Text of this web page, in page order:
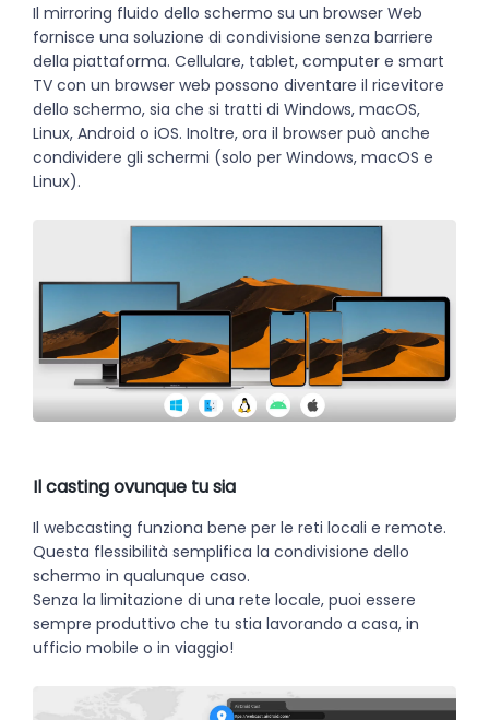
Il mirroring fluido dello schermo su un browser Web
fornisce una soluzione di condivisione senza barriere
della piattaforma. Cellulare, tablet, computer e smart
TV con un browser web possono diventare il ricevitore
dello schermo, sia che si tratti di Windows, macOS,
Linux, Android o iOS. Inoltre, ora il browser può anche
condividere gli schermi (solo per Windows, macOS e
Linux).
Il casting ovunque tu sia
Il webcasting funziona bene per le reti locali e remote.
Questa flessibilità semplifica la condivisione dello
schermo in qualunque caso.
Senza la limitazione di una rete locale, puoi essere
sempre produttivo che tu stia lavorando a casa, in
ufficio mobile o in viaggio!